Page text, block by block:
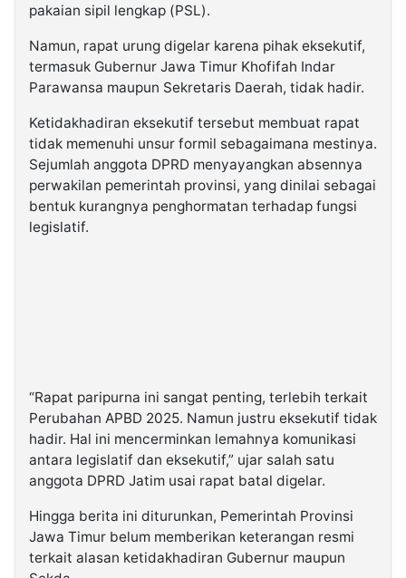
pakaian sipil lengkap (PSL).
Namun, rapat urung digelar karena pihak eksekutif,
termasuk Gubernur Jawa Timur Khofifah Indar
Parawansa maupun Sekretaris Daerah, tidak hadir.
Ketidakhadiran eksekutif tersebut membuat rapat
tidak memenuhi unsur formil sebagaimana mestinya.
Sejumlah anggota DPRD menyayangkan absennya
perwakilan pemerintah provinsi, yang dinilai sebagai
bentuk kurangnya penghormatan terhadap fungsi
legislatif.
“Rapat paripurna ini sangat penting, terlebih terkait
Perubahan APBD 2025. Namun justru eksekutif tidak
hadir. Hal ini mencerminkan lemahnya komunikasi
antara legislatif dan eksekutif,” ujar salah satu
anggota DPRD Jatim usai rapat batal digelar.
Hingga berita ini diturunkan, Pemerintah Provinsi
Jawa Timur belum memberikan keterangan resmi
terkait alasan ketidakhadiran Gubernur maupun